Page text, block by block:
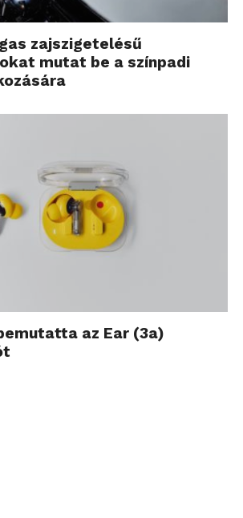
zajszigetelésű
mutat be a színpadi
az Ear (3a)